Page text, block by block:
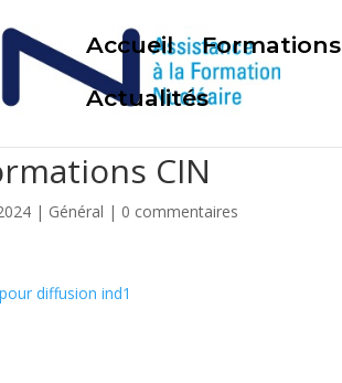
Accueil Formations
Actualités
CIN
| Général | 0 commentaires
diffusion ind1